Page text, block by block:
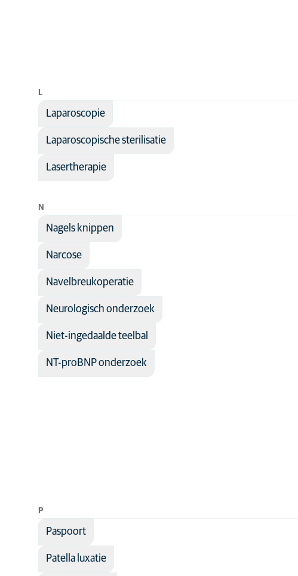
L
Laparoscopie
Laparoscopische sterilisatie
Lasertherapie
N
Nagels knippen
Narcose
Navelbreukoperatie
Neurologisch onderzoek
Niet-ingedaalde teelbal
NT-proBNP onderzoek
P
Paspoort
Patella luxatie